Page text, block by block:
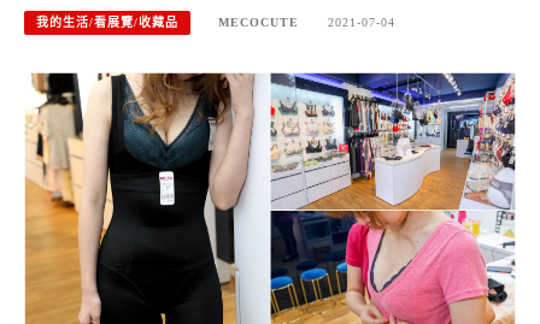
我的生活/看展覽/收藏品 MECOCUTE 2021-07-04